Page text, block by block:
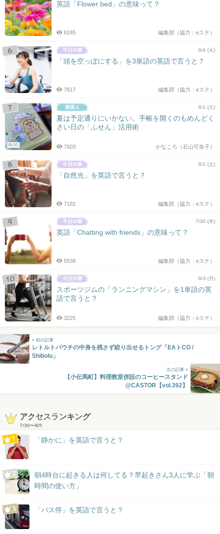
英語「Flower bed」の意味って？
編集部（協力：eステ）
8245
8/4 (火)
「頭を空っぽにする」を3単語の英語で言うと？
編集部（協力：eステ）
7617
BLOG
8/1 (土)
夏は予定通りにいかない。手帳を開くのもめんどく
さい日の「ふせん」活用術
かなころ（石山可奈子）
7603
8/1 (土)
「自然光」を英語で言うと？
編集部（協力：eステ）
7182
7/30 (木)
英語「Chatting with friends」の意味って？
編集部（協力：eステ）
5538
8/3 (月)
スポーツジムの「ランニングマシン」を1単語の英
語で言うと？
編集部（協力：eステ）
3225
« 前の記事
レトルトパウチの中身を残さず絞り出せるトング「EAトCO /
Shibolu」
次の記事 »
【小伝馬町】料理教室併設のコーヒースタンド
@CASTOR【vol.392】
アクセスランキング
7/30〜8/5
「静かに」を英語で言うと？
朝4時台に起きる人は何してる？早起きさん3人に学ぶ「朝
時間の使い方」
「バス停」を英語で言うと？